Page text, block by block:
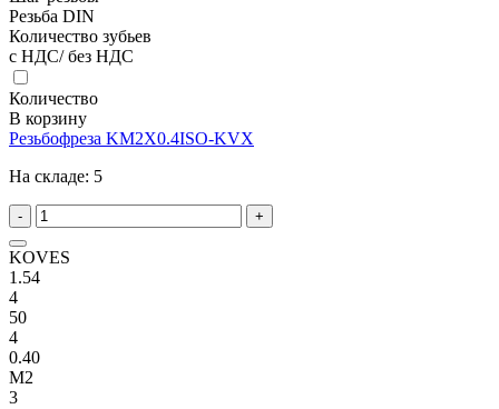
Резьба DIN
Количество зубьев
с НДС/ без НДС
Количество
В корзину
Резьбофреза KM2X0.4ISO-KVX
На складе: 5
- +
KOVES
1.54
4
50
4
0.40
M2
3